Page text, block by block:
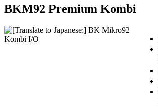
BKM92 Premium Kombi